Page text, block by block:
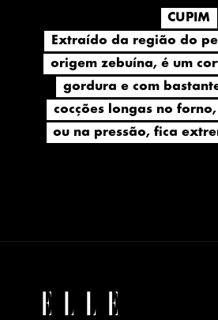
CUPIM
Extraído da região do
origem zebuína, é um
gordura e com
cocções longas no
ou na pressão, fica
CUPIM
Extraído da região do
origem zebuína, é um
gordura e com
cocções longas no
ou na pressão, fica